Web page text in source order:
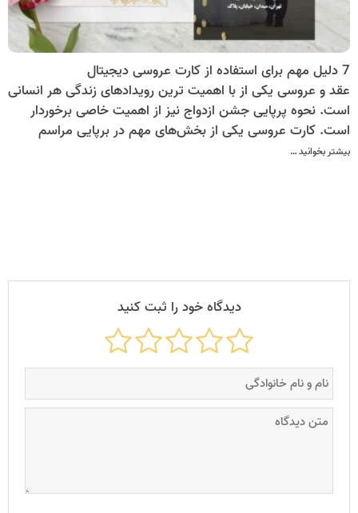
7 دلیل مهم برای استفاده از کارت عروسی دیجیتال
عقد و عروسی یکی از با اهمیت ترین رویدادهای زندگی هر انسانی
است. نحوه پرپایی جشن ازدواج نیز از اهمیت خاصی برخوردار
است. کارت عروسی یکی از بخش‌های مهم در برپایی مراسم
بیشتر بخوانید …
دیدگاه خود را ثبت کنید